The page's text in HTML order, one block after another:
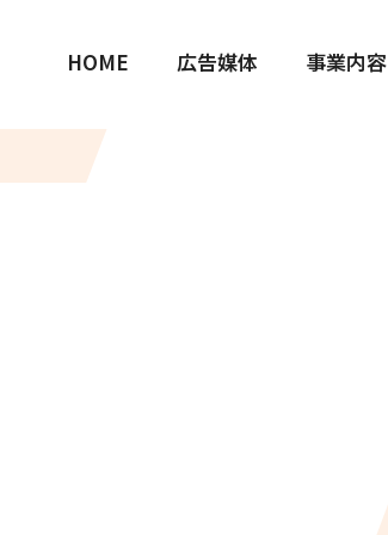
HOME 広告媒体 事業内容